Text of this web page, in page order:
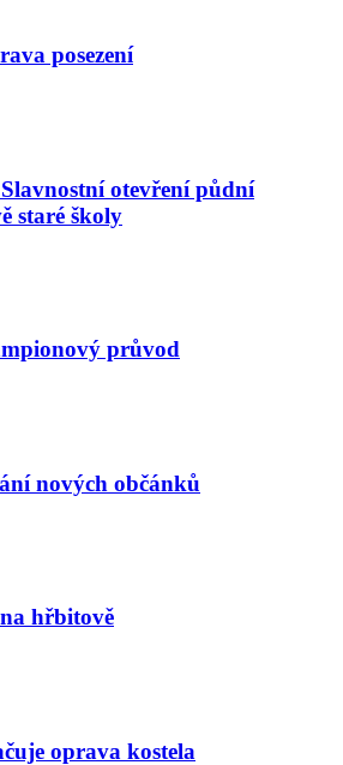
posezení
otevření půdní
staré školy
průvod
nových občánků
hřbitově
oprava kostela